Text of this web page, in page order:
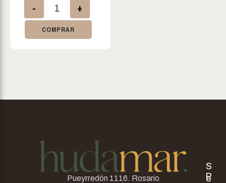
- +
COMPRAR
Pueyrredón 1116. Rosario
P
S
e